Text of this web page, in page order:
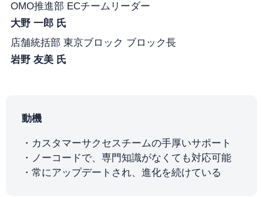
OMO推進部 ECチームリーダー
大野 一郎 氏
店舗統括部 東京ブロック ブロック長
岩野 友美 氏
動機
カスタマーサクセスチームの手厚いサポート
ノーコードで、専門知識がなくても対応可能
常にアップデートされ、進化を続けている